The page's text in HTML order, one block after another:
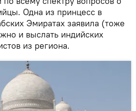
Одна из принцесс в
Эмиратах заявила (тоже
и выслать индийских
из региона.